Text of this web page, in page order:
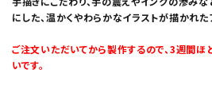
にした、温かくやわらかなイラストが描かれた
ご注文いただいてから製作するので、3週間
いです。